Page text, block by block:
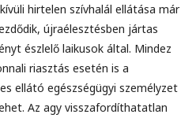
hirtelen szívhalál ellátása már
újraélesztésben jártas
észlelő laikusok által. Mindez
riasztás esetén is a
ellátó egészségügyi személyzet
Az agy visszafordíthatatlan